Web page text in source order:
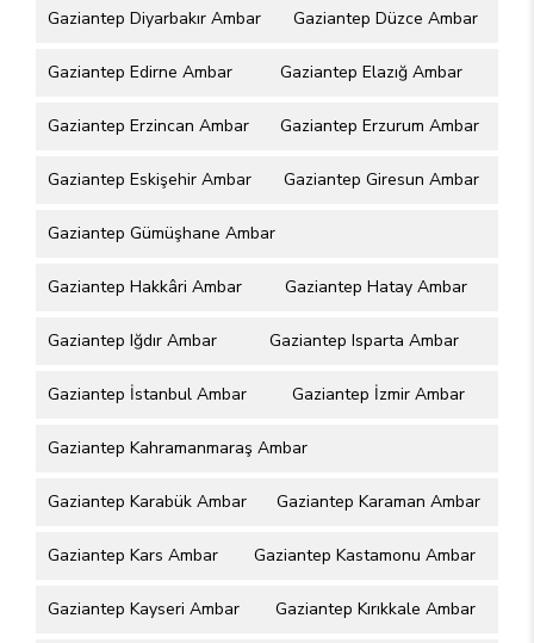
Gaziantep Diyarbakır Ambar Gaziantep Düzce Ambar
Gaziantep Edirne Ambar Gaziantep Elazığ Ambar
Gaziantep Erzincan Ambar Gaziantep Erzurum Ambar
Gaziantep Eskişehir Ambar Gaziantep Giresun Ambar
Gaziantep Gümüşhane Ambar
Gaziantep Hakkâri Ambar Gaziantep Hatay Ambar
Gaziantep Iğdır Ambar Gaziantep Isparta Ambar
Gaziantep İstanbul Ambar Gaziantep İzmir Ambar
Gaziantep Kahramanmaraş Ambar
Gaziantep Karabük Ambar Gaziantep Karaman Ambar
Gaziantep Kars Ambar Gaziantep Kastamonu Ambar
Gaziantep Kayseri Ambar Gaziantep Kırıkkale Ambar